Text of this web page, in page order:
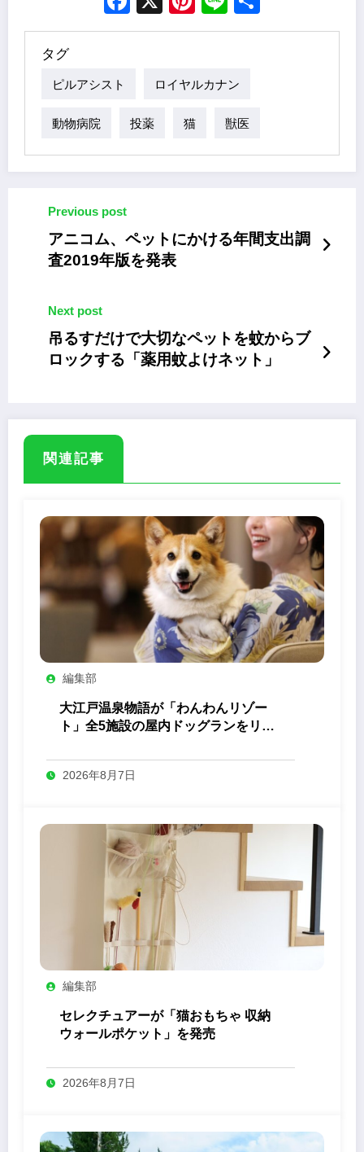
タグ
ピルアシスト ロイヤルカナン
動物病院 投薬 猫 獣医
Previous post
アニコム、ペットにかける年間支出調
査2019年版を発表
Next post
吊るすだけで大切なペットを蚊からブ
ロックする「薬用蚊よけネット」
関連記事
編集部
大江戸温泉物語が「わんわんリゾー
ト」全5施設の屋内ドッグランをリニ
2026年8月7日
編集部
セレクチュアーが「猫おもちゃ 収納
ウォールポケット」を発売
2026年8月7日